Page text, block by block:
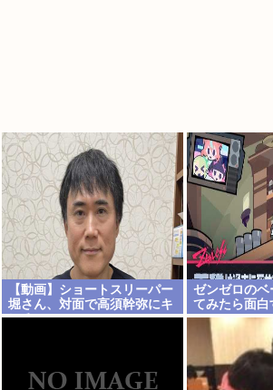
【動画】ショートスリーパー
堀さん、対面で高須幹弥にキ
レる
ゼンゼロのベ
てみたら面白
www